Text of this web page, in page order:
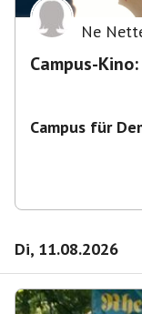
Ne
Campus-
Campus für
Di, 11.08.2026